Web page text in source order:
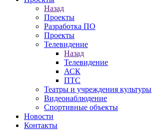
Назад
Проекты
Разработка ПО
Проекты
Телевидение
Назад
Телевидение
АСК
ПТС
Театры и учреждения культуры
Видеонаблюдение
Спортивные объекты
Новости
Контакты